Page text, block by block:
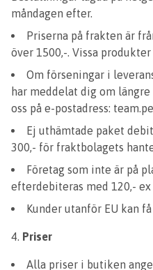
måndagen efter.
Priserna på frakten är
över 1500,-. Vissa
Om förseningar i
har meddelat dig om
oss på e-postadress:
Ej uthämtade paket
300,- för fraktbolagets
Företag som inte är på
efterdebiteras med 120,- ex
Kunder utanför EU kan
Priser
Alla priser i butiken